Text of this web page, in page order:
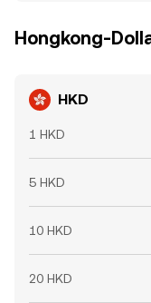
Hongkong-
HKD
1 HKD
5 HKD
10 HKD
20 HKD